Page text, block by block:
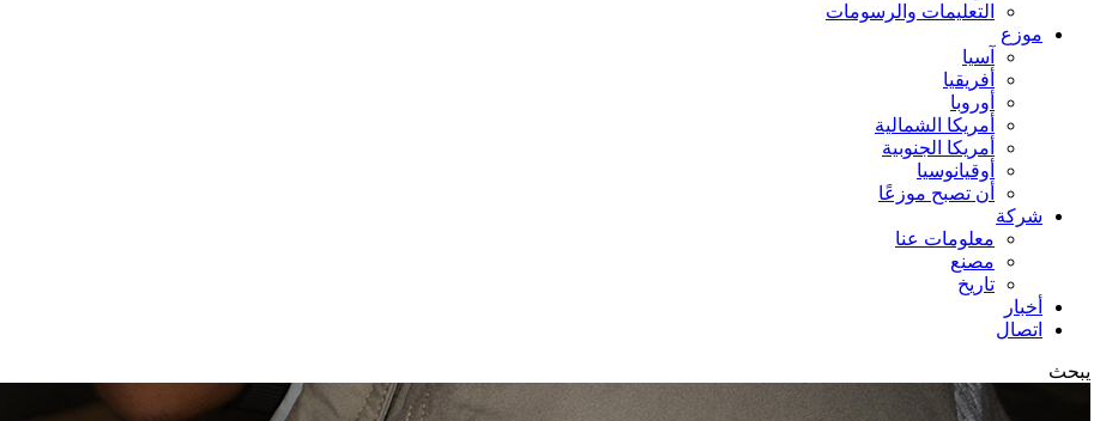
التعليمات والرسومات
موزع
آسيا
أفريقيا
أوروبا
أمريكا الشمالية
أمريكا الجنوبية
أوقيانوسيا
أن تصبح موزعًا
شركة
معلومات عنا
مصنع
تاريخ
أخبار
اتصال
يبحث